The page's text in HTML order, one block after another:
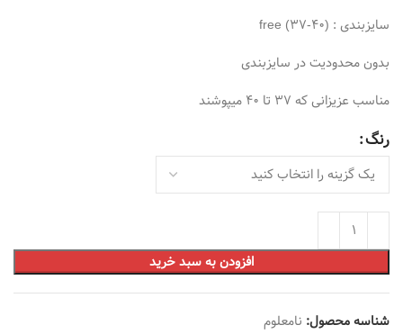
سایزبندی : free (37-40)
بدون محدودیت در سایزبندی
مناسب عزیزانی که 37 تا 40 میپوشند
رنگ
افزودن به سبد خرید
شناسه محصول: نامعلوم